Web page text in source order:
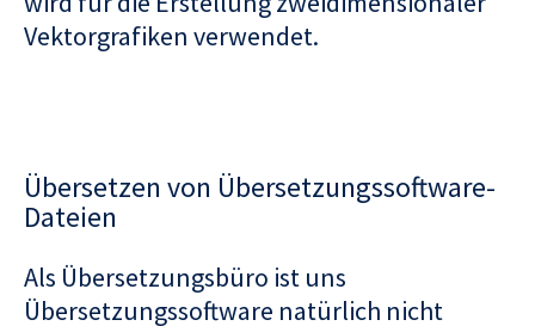
Vektorgrafiken verwendet.
Übersetzen von Übersetzungssoftware-
Dateien
Als Übersetzungsbüro ist uns
Übersetzungssoftware natürlich nicht